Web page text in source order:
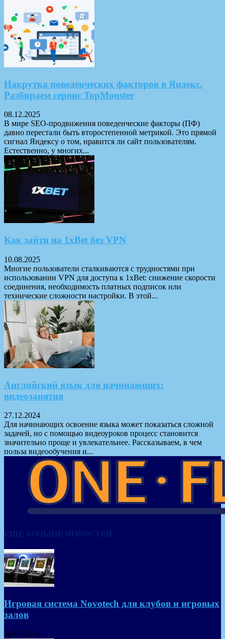
Накрутка поведенческих факторов в Яндекс.
Разбираем сервис TopMonster
08.12.2025
В мире SEO-продвижения поведенческие факторы (ПФ)
давно перестали быть второстепенной метрикой. Это прямой
сигнал Яндексу о том, нравится ли сайт пользователям.
Естественно, у многих...
Как зайти на 1xBet без VPN
10.08.2025
Многие пользователи сталкиваются с трудностями при
использовании VPN для доступа к 1xBet: снижение скорости
соединения, необходимость платных подписок или
технические сложности настройки. В этой...
Английский язык для начинающих:
видеозанятия
27.12.2024
Для начинающих освоение языка может показаться сложной
задачей, но с помощью видеоуроков процесс становится
значительно проще и увлекательнее. Рассказываем, в чем
польза видеообучения и...
ЕЩЁ БОЛЬШЕ НОВОСТЕЙ
Игровая система Novotech для клубов и игровых
залов
30.07.2026